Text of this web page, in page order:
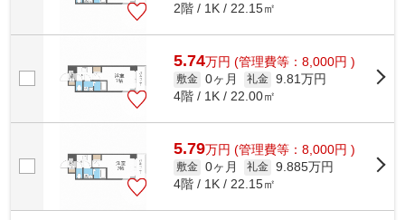
2階 / 1K / 22.15㎡
5.74万円 (管理費等：8,000円 )
敷金 0ヶ月 礼金 9.81万円
4階 / 1K / 22.00㎡
5.79万円 (管理費等：8,000円 )
敷金 0ヶ月 礼金 9.885万円
4階 / 1K / 22.15㎡